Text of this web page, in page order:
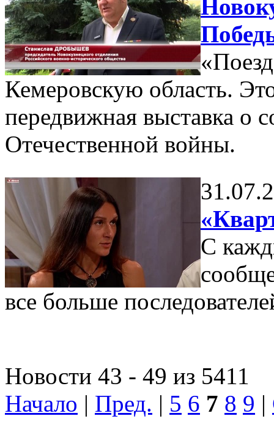
Кемеровскую область.
передвижная выставка о
Отечественной войны.
С
все больше
Новости 43 - 49 из 5411
Начало | Пред. | 5 6 7 8 9 |